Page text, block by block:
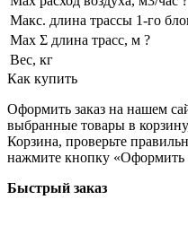
Макс. длина трассы 1-го
Max Σ длина трасс, м ?
Вес, кг
Как купить
Оформить заказ на нашем
выбранные товары в
Корзина, проверьте
нажмите кнопку «Оформить
Быстрый заказ